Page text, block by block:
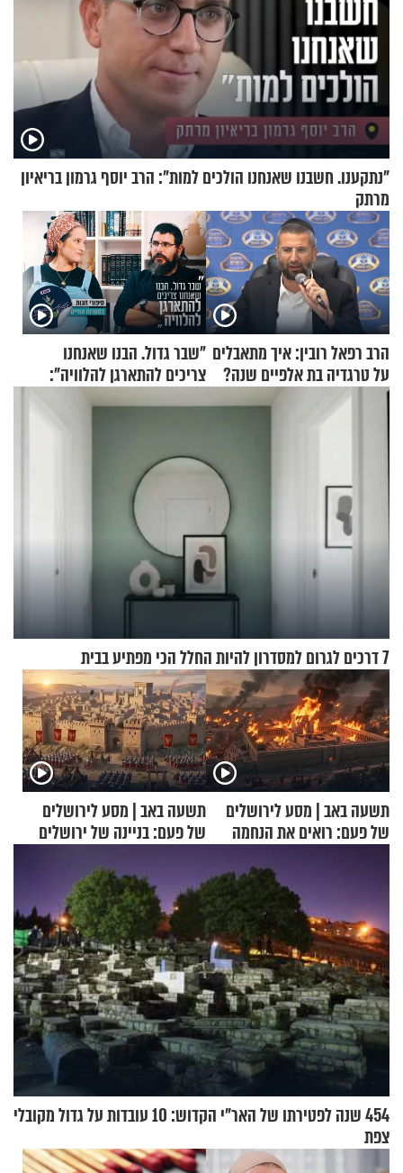
"נתקענו. חשבנו שאנחנו הולכים למות": הרב יוסף גרמון בריאיון
מרתק
הרב רפאל רובין: איך מתאבלים
על טרגדיה בת אלפיים שנה?
"שבר גדול. הבנו שאנחנו
צריכים להתארגן להלוויה":
זוגיות במבחן, הפעם עם מרים
7 דרכים לגרום למסדרון להיות החלל הכי מפתיע בבית
תשעה באב | מסע לירושלים
של פעם: רואים את הנחמה
תשעה באב | מסע לירושלים
של פעם: בניינה של ירושלים
454 שנה לפטירתו של האר"י הקדוש: 10 עובדות על גדול מקובלי
צפת